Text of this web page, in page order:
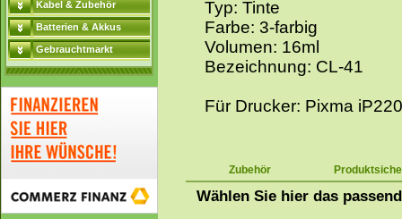
Kabel & Zubehör
Batterien & Akkus
Gebrauchtmarkt
Typ: Tinte
Farbe: 3-farbig
Volumen: 16ml
Bezeichnung: CL-41
Für Drucker: Pixma
Zubehör
Wählen Sie hier das